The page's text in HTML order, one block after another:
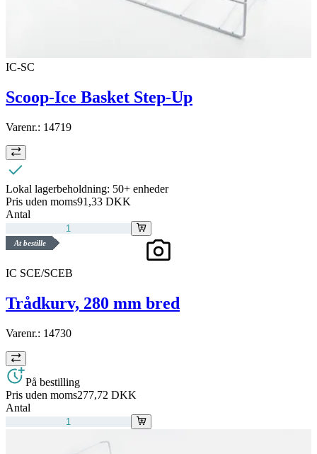
IC-SC
Scoop-Ice Basket Step-Up
Varenr.: 14719
Lokal lagerbeholdning: 50+ enheder
Pris uden moms91,33 DKK
Antal
At bestille
IC SCE/SCEB
Trådkurv, 280 mm bred
Varenr.: 14730
På bestilling
Pris uden moms277,72 DKK
Antal